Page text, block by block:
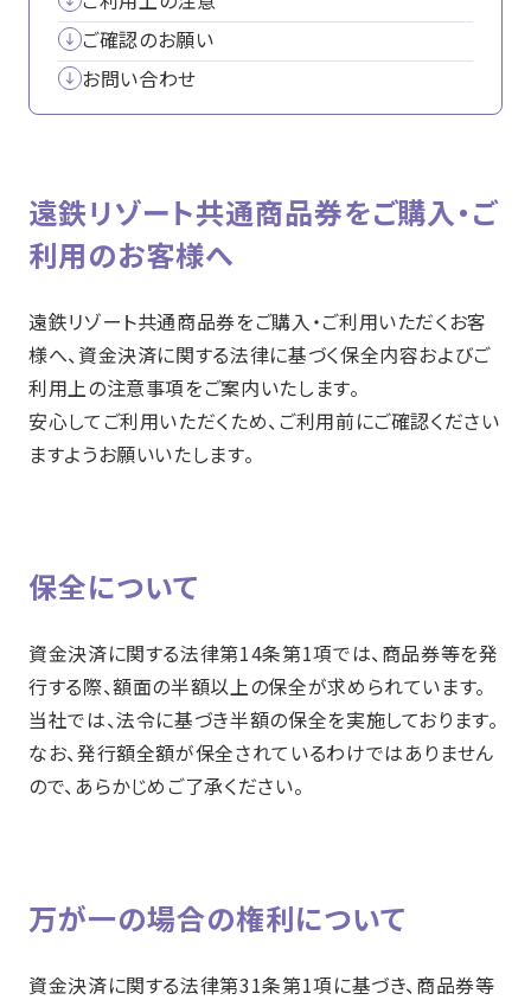
ご確認のお願い
お問い合わせ
遠鉄リゾート共通商品券をご購入・ご
利用のお客様へ
遠鉄リゾート共通商品券をご購入・ご利用いただくお客
様へ、資金決済に関する法律に基づく保全内容およびご
利用上の注意事項をご案内いたします。
安心してご利用いただくため、ご利用前にご確認ください
ますようお願いいたします。
保全について
資金決済に関する法律第14条第1項では、商品券等を発
行する際、額面の半額以上の保全が求められています。
当社では、法令に基づき半額の保全を実施しております。
なお、発行額全額が保全されているわけではありません
ので、あらかじめご了承ください。
万が一の場合の権利について
資金決済に関する法律第31条第1項に基づき、商品券等